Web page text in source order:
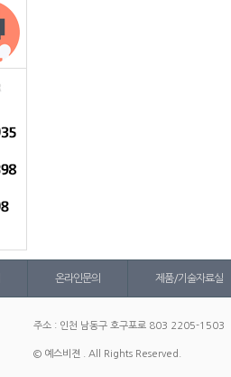
온라인문의 제품/기술자료실
주소 : 인천 남동구 호구포로 803 2205-1503
© 예스비젼 . All Rights Reserved.